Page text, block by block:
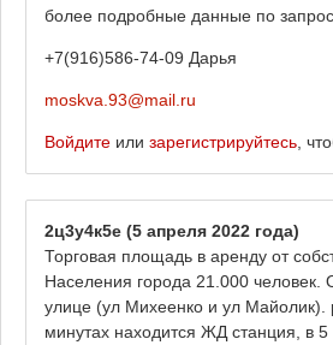
более подробные данные по
+7(916)586-74-09 Дарья
moskva.93@mail.ru
Войдите или зарегистрируйтесь ,
2ц3у4к5е (5 апреля 2022 года)
Торговая площадь в аренду от
Населения города 21.000
улице (ул Михеенко и ул Майолик).
минутах находится ЖД станция, в